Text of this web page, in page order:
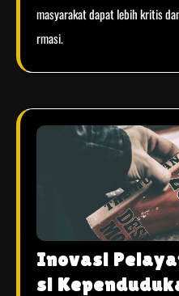
masyarakat dapat lebih kritis
rmasi.
Inovasi
si